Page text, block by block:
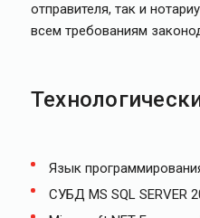
отправителя, так и
всем требованиям
Язык
СУБД MS SQL SERVER